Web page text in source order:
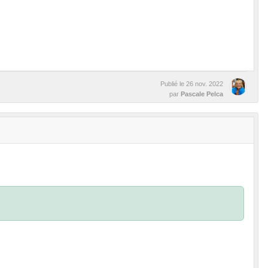
Publié le 26 nov. 2022
par Pascale Pelca